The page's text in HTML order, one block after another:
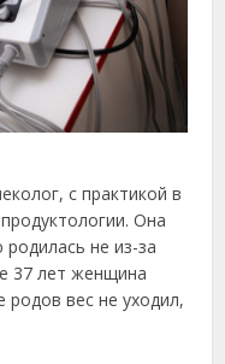
с практикой в
Она
не из-за
37 лет женщина
родов вес не уходил,